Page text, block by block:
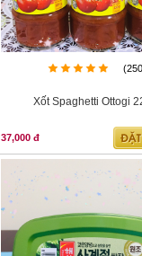
Xốt Spaghetti Ottogi
37,000 đ